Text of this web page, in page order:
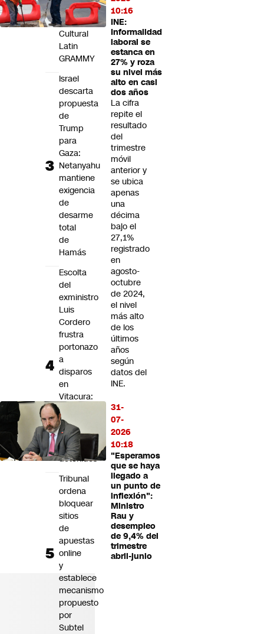
10:16
INE:
Informalidad
laboral se
estanca en
27% y roza
su nivel más
alto en casi
dos años
La cifra
repite el
resultado
del
trimestre
móvil
anterior y
se ubica
apenas
una
décima
bajo el
27,1%
registrado
en
agosto-
octubre
de 2024,
el nivel
más alto
de los
últimos
años
según
datos del
INE.
31-
07-
2026
10:18
"Esperamos
que se haya
llegado a
un punto de
inflexión":
Ministro
Rau y
desempleo
de 9,4% del
trimestre
abril-junio
la
Fundación
Cultural
Latin
GRAMMY
Israel
descarta
propuesta
de
Trump
para
Gaza:
Netanyahu
mantiene
exigencia
de
desarme
total
de
Hamás
Escolta
del
exministro
Luis
Cordero
frustra
portonazo
a
disparos
en
Vitacura:
Persecución
terminó
con
cinco
detenidos
Tribunal
ordena
bloquear
sitios
de
apuestas
online
y
establece
mecanismo
propuesto
por
Subtel